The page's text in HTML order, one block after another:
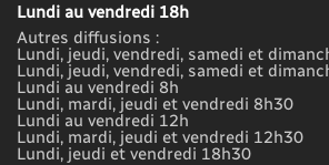
Lundi au vendredi 18h
Autres diffusions :
Lundi, jeudi, vendredi, samedi et
Lundi, jeudi, vendredi, samedi et
Lundi au vendredi 8h
Lundi, mardi, jeudi et vendredi 8h30
Lundi au vendredi 12h
Lundi, mardi, jeudi et vendredi 12h30
Lundi, jeudi et vendredi 18h30